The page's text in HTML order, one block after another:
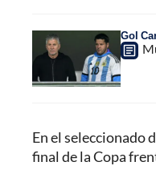
Gol
En el seleccionado
final de la Copa